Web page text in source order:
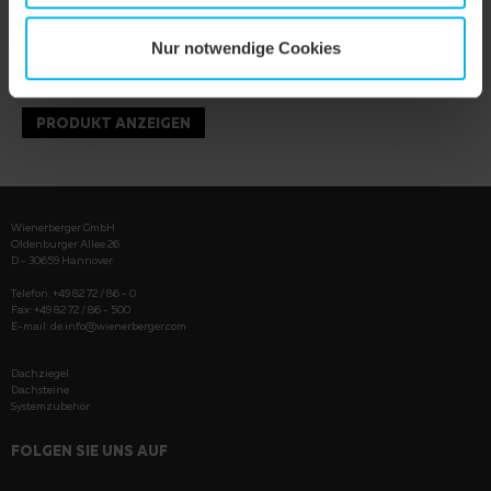
Nur notwendige Cookies
PRODUKT ANZEIGEN
Wienerberger GmbH
Oldenburger Allee 26
D - 30659 Hannover
Telefon: +49 82 72 / 86 - 0
Fax: +49 82 72 / 86 - 500
E-mail: de.info@wienerberger.com
Dachziegel
Dachsteine
Systemzubehör
FOLGEN SIE UNS AUF